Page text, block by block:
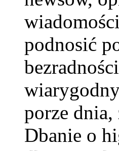
podnosić
porze
Dbanie o